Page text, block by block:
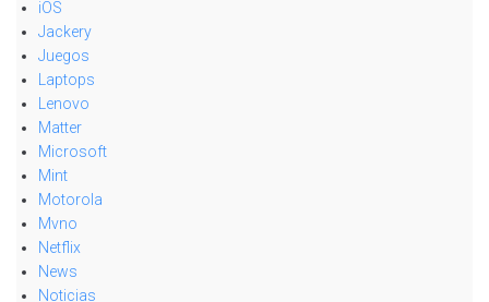
iOS
Jackery
Juegos
Laptops
Lenovo
Matter
Microsoft
Mint
Motorola
Mvno
Netflix
News
Noticias